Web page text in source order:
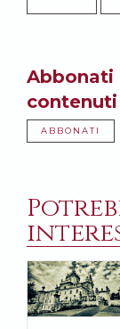
Abbonati
ABBONATI